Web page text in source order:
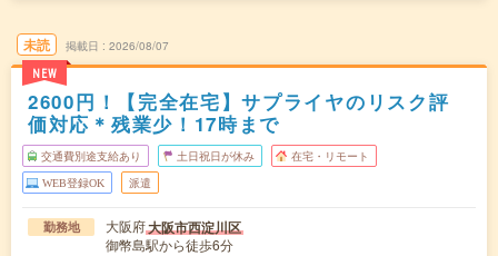
未読
NEW
掲載日 2026/08/07
2600円！【完全在宅】サプライヤのリスク評
価対応＊残業少！17時まで
交通費別途支給あり 土日祝日が休み 在宅・リモート
WEB登録OK 派遣
勤務地 大阪府大阪市西淀川区
御幣島駅から徒歩6分